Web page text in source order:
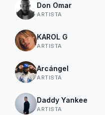
Don Omar
ARTISTA
KAROL G
ARTISTA
Arcángel
ARTISTA
Daddy Yankee
ARTISTA